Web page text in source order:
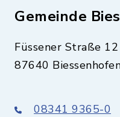
Gemeinde
Füssener Straße 12
87640
08341 9365-0